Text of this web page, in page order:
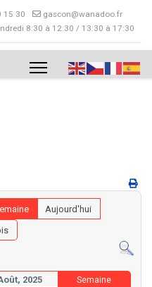
15 30
gascon@wanadoo.fr
8:30 à 12:30 / 13:30 à 17:30
Aujourd'hui
2025
Semaine